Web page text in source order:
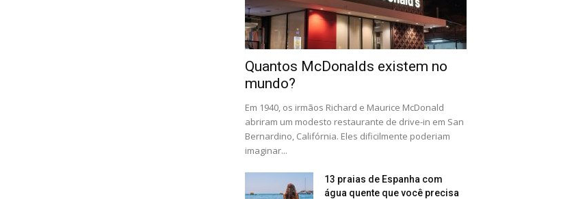
Quantos McDonalds existem no
mundo?
Em 1940, os irmãos Richard e Maurice McDonald
abriram um modesto restaurante de drive-in em San
Bernardino, Califórnia. Eles dificilmente poderiam
imaginar...
13 praias de Espanha com
água quente que você precisa